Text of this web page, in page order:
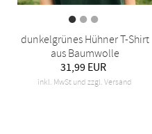
dunkelgrünes Hühner T-Shirt
aus Baumwolle
31,99 EUR
inkl. MwSt und zzgl. Versand